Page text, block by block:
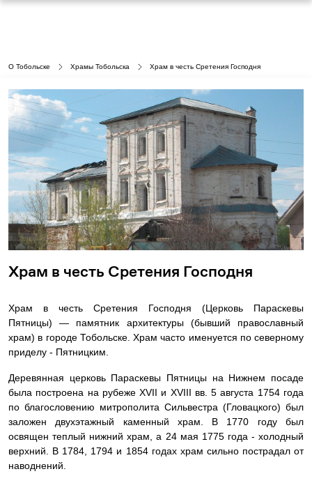
О Тобольске Храмы Тобольска Храм в честь Сретения Господня
Храм в честь Сретения Господня
Храм в честь Сретения Господня (Церковь Параскевы
Пятницы) — памятник архитектуры (бывший православный
храм) в городе Тобольске. Храм часто именуется по северному
приделу - Пятницким.
Деревянная церковь Параскевы Пятницы на Нижнем посаде
была построена на рубеже XVII и XVIII вв. 5 августа 1754 года
по благословению митрополита Сильвестра (Гловацкого) был
заложен двухэтажный каменный храм. В 1770 году был
освящен теплый нижний храм, а 24 мая 1775 года - холодный
верхний. В 1784, 1794 и 1854 годах храм сильно пострадал от
наводнений.